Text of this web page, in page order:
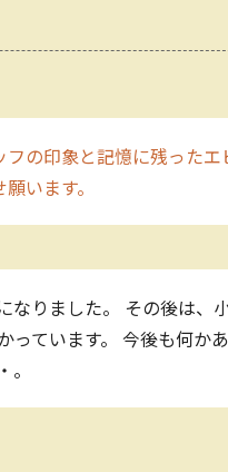
フの印象と記憶に残った
います。
なりました。 その後は、
っています。 今後も何か